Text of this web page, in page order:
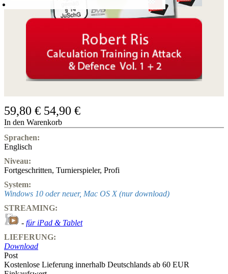
Login
WARENKORB
59,80 € 54,90 €
In den Warenkorb
Sprachen:
Englisch
Niveau:
Fortgeschritten, Turnierspieler, Profi
System:
Windows 10 oder neuer, Mac OS X (nur download)
STREAMING:
- für iPad & Tablet
LIEFERUNG:
Download
Post
Kostenlose Lieferung innerhalb Deutschlands ab 60 EUR